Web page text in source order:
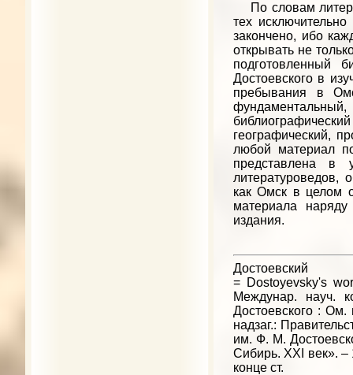
По словам
тех
закончено, ибо
открывать не
подготовленный
Достоевского в
пребывания в
географический,
любой материал
представлена в
литературоведов,
как Омск в целом
материала
издания.
= Dostoyevsky's
Междунар. науч.
Достоевского : Ом.
надзаг.:
им. Ф. М.
Сибирь. XXI век». –
конце ст.